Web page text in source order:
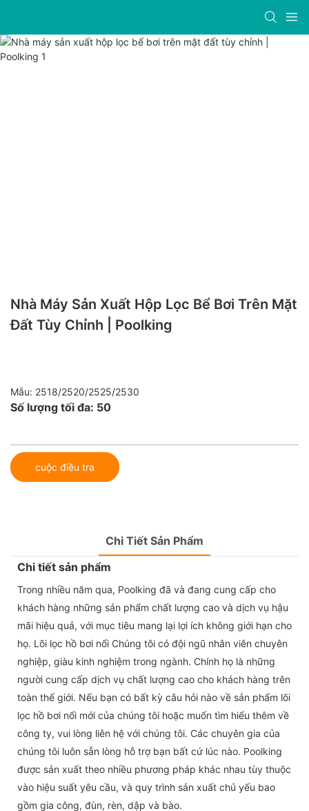
Nhà Máy Sản Xuất Hộp Lọc Bể Bơi Trên Mặt
Đất Tùy Chỉnh | Poolking
Mẫu: 2518/2520/2525/2530
Số lượng tối đa: 50
cuộc điều tra
Chi Tiết Sản Phẩm
Chi tiết sản phẩm
Trong nhiều năm qua, Poolking đã và đang cung cấp cho
khách hàng những sản phẩm chất lượng cao và dịch vụ hậu
mãi hiệu quả, với mục tiêu mang lại lợi ích không giới hạn cho
họ. Lõi lọc hồ bơi nổi Chúng tôi có đội ngũ nhân viên chuyên
nghiệp, giàu kinh nghiệm trong ngành. Chính họ là những
người cung cấp dịch vụ chất lượng cao cho khách hàng trên
toàn thế giới. Nếu bạn có bất kỳ câu hỏi nào về sản phẩm lõi
lọc hồ bơi nổi mới của chúng tôi hoặc muốn tìm hiểu thêm về
công ty, vui lòng liên hệ với chúng tôi. Các chuyên gia của
chúng tôi luôn sẵn lòng hỗ trợ bạn bất cứ lúc nào. Poolking
được sản xuất theo nhiều phương pháp khác nhau tùy thuộc
vào hiệu suất yêu cầu, và quy trình sản xuất chủ yếu bao
gồm gia công, đùn, rèn, dập và bào.